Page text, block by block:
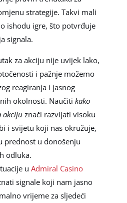
strategije. Takvi mali
ishodu igre, što potvrđuje
signala.
za akciju nije uvijek lako,
i pažnje možemo
reagiranja i jasnog
okolnosti. Naučiti kako
akciju znači razvijati visoku
i svijetu koji nas okružuje,
prednost u donošenju
odluka.
u Admiral Casino
signale koji nam jasno
vrijeme za sljedeći